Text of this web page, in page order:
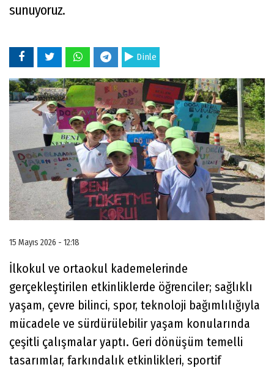
sunuyoruz.
Dinle
15 Mayıs 2026 - 12:18
İlkokul ve ortaokul kademelerinde
gerçekleştirilen etkinliklerde öğrenciler; sağlıklı
yaşam, çevre bilinci, spor, teknoloji bağımlılığıyla
mücadele ve sürdürülebilir yaşam konularında
çeşitli çalışmalar yaptı. Geri dönüşüm temelli
tasarımlar, farkındalık etkinlikleri, sportif